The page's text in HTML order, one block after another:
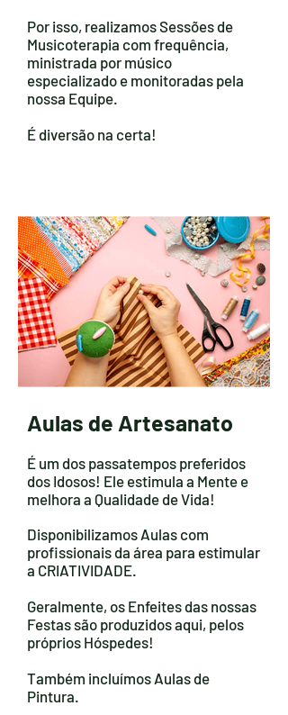
Por isso, realizamos Sessões de
Musicoterapia com frequência,
ministrada por músico
especializado e monitoradas pela
nossa Equipe.
É diversão na certa!
Aulas de Artesanato
É um dos passatempos preferidos
dos Idosos! Ele estimula a Mente e
melhora a Qualidade de Vida!
Disponibilizamos Aulas com
profissionais da área para estimular
a CRIATIVIDADE.
Geralmente, os Enfeites das nossas
Festas são produzidos aqui, pelos
próprios Hóspedes!
Também incluímos Aulas de
Pintura.